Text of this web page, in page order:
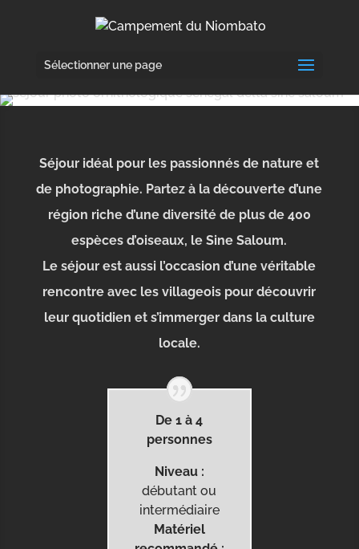
Sélectionner une page
Séjour idéal pour les passionnés de nature et
de photographie. Partez à la découverte d’une
région riche d’une diversité de plus de 400
espèces d’oiseaux, le Sine Saloum.
Le séjour est aussi l’occasion d’une véritable
rencontre avec les villageois pour découvrir
leur quotidien et s’immerger dans la culture
locale.
De 1 à 4
personnes
Niveau :
débutant ou
intermédiaire
Matériel